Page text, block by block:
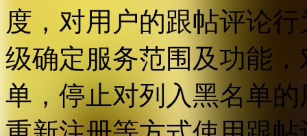
度，对用户的跟帖评论
级确定服务范围及功能
单，停止对列入黑名单